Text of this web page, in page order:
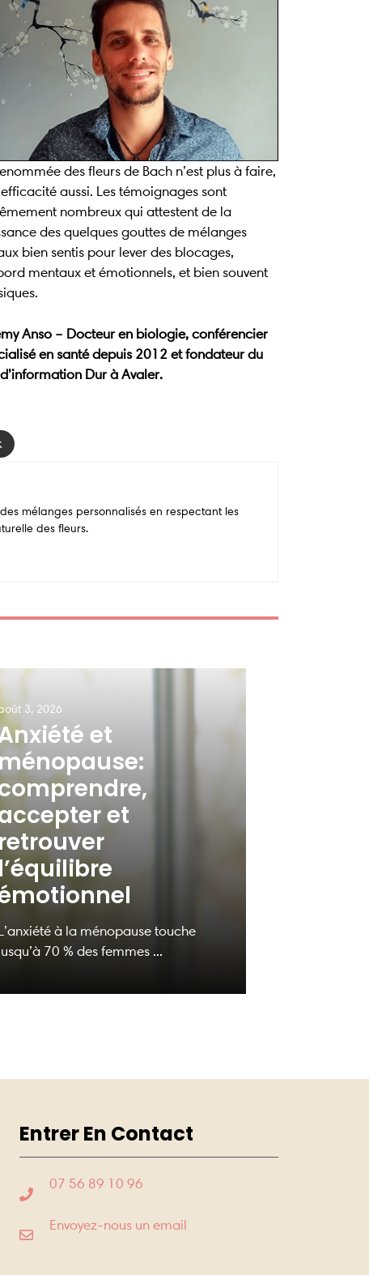
des fleurs de Bach n’est plus à faire,
aussi. Les témoignages sont
nombreux qui attestent de la
des quelques gouttes de mélanges
bien sentis pour lever des blocages,
mentaux et émotionnels, et bien souvent
Anso – Docteur en biologie, conférencier
en santé depuis 2012 et fondateur du
Dur à Avaler.
mélanges personnalisés en respectant les
des fleurs.
3, 2026
et
ménopause:
et
l’équilibre
à la ménopause touche
70 % des femmes ...
Entrer En Contact
07 56 89 10 96
Envoyez-nous un email